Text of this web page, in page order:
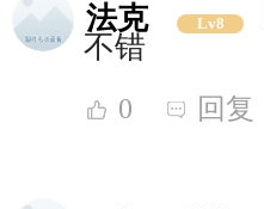
法克 Lv8
不错
0 回复